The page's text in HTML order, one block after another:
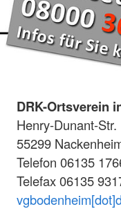
DRK-Ortsverein
Henry-Dunant-Str.
55299
Telefon 06135
Telefax 06135